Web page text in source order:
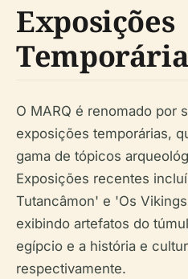
Exposições
O MARQ é renomado por
exposições temporárias,
gama de tópicos
Exposições recentes
Tutancâmon' e 'Os
exibindo artefatos do
egípcio e a história e
respectivamente.